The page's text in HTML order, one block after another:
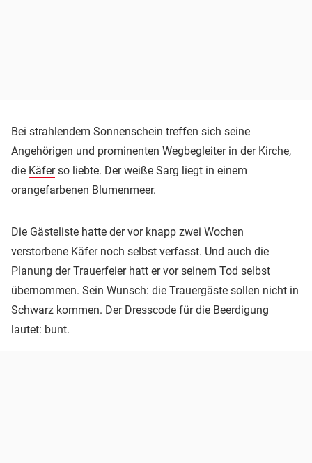
Bei strahlendem Sonnenschein treffen sich seine
Angehörigen und prominenten Wegbegleiter in der Kirche,
die Käferso liebte. Der weiße Sarg liegt in einem
orangefarbenen Blumenmeer.
Die Gästeliste hatte der vor knapp zwei Wochen
verstorbene Käfer noch selbst verfasst. Und auch die
Planung der Trauerfeier hatt er vor seinem Tod selbst
übernommen. Sein Wunsch: die Trauergäste sollen nicht in
Schwarz kommen. Der Dresscode für die Beerdigung
lautet: bunt.